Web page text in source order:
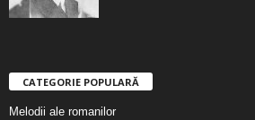
CATEGORIE POPULARĂ
Melodii ale romanilor